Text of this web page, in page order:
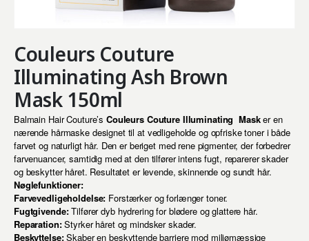
Couleurs Couture
Illuminating Ash Brown
Mask 150ml
Balmain Hair Couture’sCouleurs Couture Illuminating Masker en
nærende hårmaske designet til at vedligeholde og opfriske toner i både
farvet og naturligt hår. Den er beriget med rene pigmenter, der forbedrer
farvenuancer, samtidig med at den tilfører intens fugt, reparerer skader
og beskytter håret. Resultatet er levende, skinnende og sundt hår.
Nøglefunktioner:
Farvevedligeholdelse: Forstærker og forlænger toner.
Fugtgivende:Tilfører dyb hydrering for blødere og glattere hår.
Reparation:Styrker håret og mindsker skader.
Beskyttelse:Skaber en beskyttende barriere mod miljømæssige